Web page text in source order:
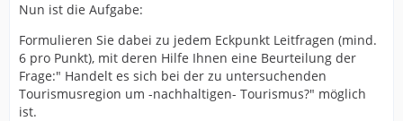
Nun ist die Aufgabe:
Formulieren Sie dabei zu jedem Eckpunkt Leitfragen (mind.
6 pro Punkt), mit deren Hilfe Ihnen eine Beurteilung der
Frage:" Handelt es sich bei der zu untersuchenden
Tourismusregion um -nachhaltigen- Tourismus?" möglich
ist.